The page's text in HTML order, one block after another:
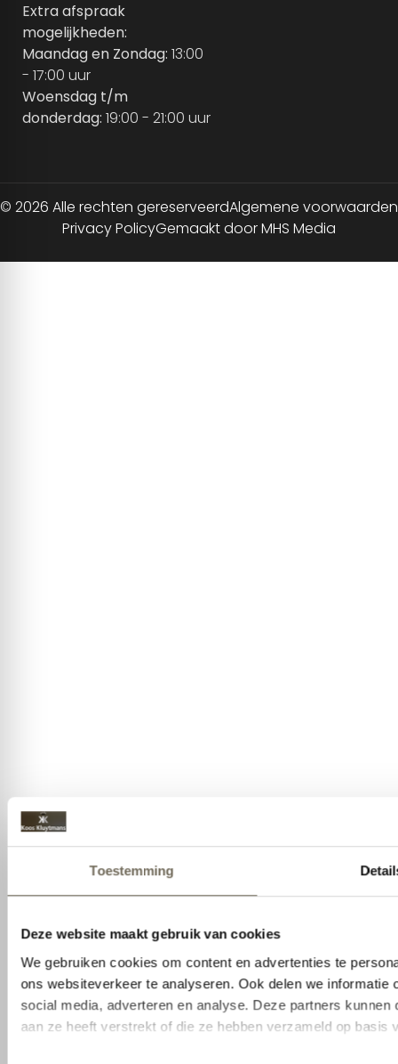
Extra afspraak
mogelijkheden:
Maandag en Zondag: 13:00
- 17:00 uur
Woensdag t/m
donderdag: 19:00 - 21:00 uur
© 2026 Alle rechten gereserveerdAlgemene voorwaarden
Privacy PolicyGemaakt door MHS Media